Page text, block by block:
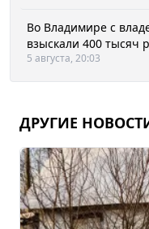
Во Владимире с
взыскали 400 тысяч
5 августа, 20:03
ДРУГИЕ